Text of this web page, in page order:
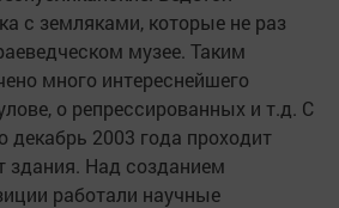
с земляками, которые не раз
музее. Таким
много интереснейшего
о репрессированных и т.д. С
декабрь 2003 года проходит
здания. Над созданием
работали научные